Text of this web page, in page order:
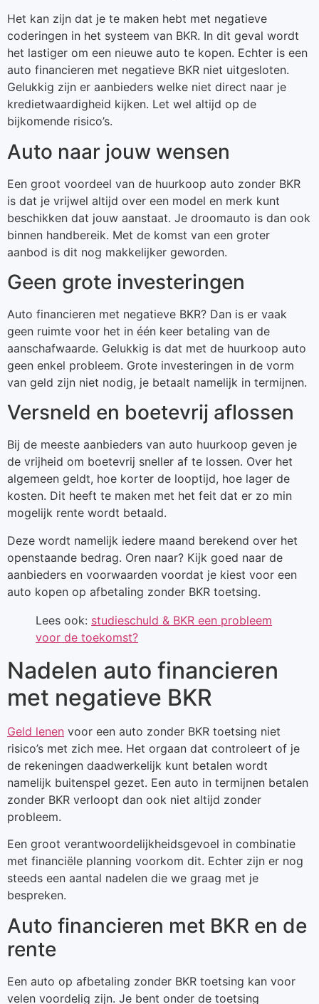
Het kan zijn dat je te maken hebt met negatieve
coderingen in het systeem van BKR. In dit geval wordt
het lastiger om een nieuwe auto te kopen. Echter is een
auto financieren met negatieve BKR niet uitgesloten.
Gelukkig zijn er aanbieders welke niet direct naar je
kredietwaardigheid kijken. Let wel altijd op de
bijkomende risico’s.
Auto naar jouw wensen
Een groot voordeel van de huurkoop auto zonder BKR
is dat je vrijwel altijd over een model en merk kunt
beschikken dat jouw aanstaat. Je droomauto is dan ook
binnen handbereik. Met de komst van een groter
aanbod is dit nog makkelijker geworden.
Geen grote investeringen
Auto financieren met negatieve BKR? Dan is er vaak
geen ruimte voor het in één keer betaling van de
aanschafwaarde. Gelukkig is dat met de huurkoop auto
geen enkel probleem. Grote investeringen in de vorm
van geld zijn niet nodig, je betaalt namelijk in termijnen.
Versneld en boetevrij aflossen
Bij de meeste aanbieders van auto huurkoop geven je
de vrijheid om boetevrij sneller af te lossen. Over het
algemeen geldt, hoe korter de looptijd, hoe lager de
kosten. Dit heeft te maken met het feit dat er zo min
mogelijk rente wordt betaald.
Deze wordt namelijk iedere maand berekend over het
openstaande bedrag. Oren naar? Kijk goed naar de
aanbieders en voorwaarden voordat je kiest voor een
auto kopen op afbetaling zonder BKR toetsing.
Lees ook: studieschuld & BKR een probleem
voor de toekomst?
Nadelen auto financieren
met negatieve BKR
Geld lenen voor een auto zonder BKR toetsing niet
risico’s met zich mee. Het orgaan dat controleert of je
de rekeningen daadwerkelijk kunt betalen wordt
namelijk buitenspel gezet. Een auto in termijnen betalen
zonder BKR verloopt dan ook niet altijd zonder
probleem.
Een groot verantwoordelijkheidsgevoel in combinatie
met financiële planning voorkom dit. Echter zijn er nog
steeds een aantal nadelen die we graag met je
bespreken.
Auto financieren met BKR en de
rente
Een auto op afbetaling zonder BKR toetsing kan voor
velen voordelig zijn. Je bent onder de toetsing